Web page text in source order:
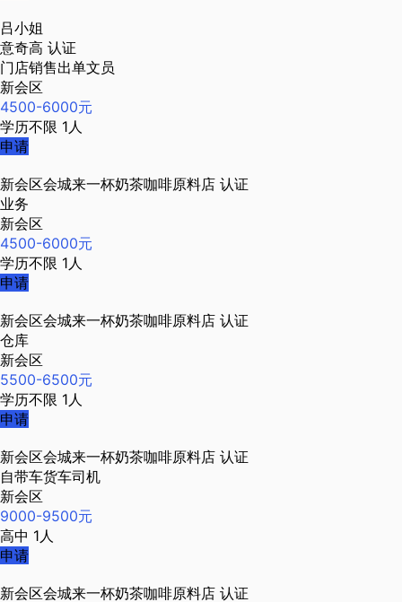
吕小姐
意奇高 认证
门店销售出单文员
新会区
4500-6000元
学历不限 1人
申请
新会区会城来一杯奶茶咖啡原料店 认证
业务
新会区
4500-6000元
学历不限 1人
申请
新会区会城来一杯奶茶咖啡原料店 认证
仓库
新会区
5500-6500元
学历不限 1人
申请
新会区会城来一杯奶茶咖啡原料店 认证
自带车货车司机
新会区
9000-9500元
高中 1人
申请
新会区会城来一杯奶茶咖啡原料店 认证